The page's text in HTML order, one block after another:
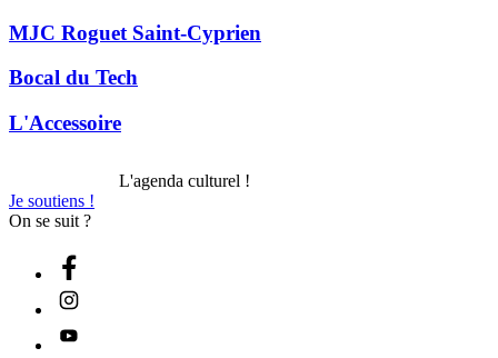
MJC Roguet Saint-Cyprien
Bocal du Tech
L'Accessoire
L'agenda culturel !
Je soutiens !
On se suit ?